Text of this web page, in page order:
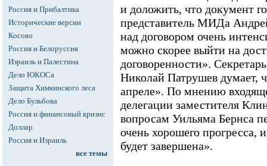
Россия и Прибалтика
Исторические версии
Косово
Россия и Белоруссия
Израиль и Палестина
Дело ЮКОСа
Защита Химкинского леса
Дело Бульбова
Россия и финансовый кризис
Доллар
Россия и Израиль
все темы
и доложить, что документ
представитель МИДа
над договором очень
можно скорее выйти на
договоренности».
Николай Патрушев думает,
апреле». По мнению
делегации заместителя
вопросам Уильяма Бернса
очень хорошего прогресса,
будет завершена».